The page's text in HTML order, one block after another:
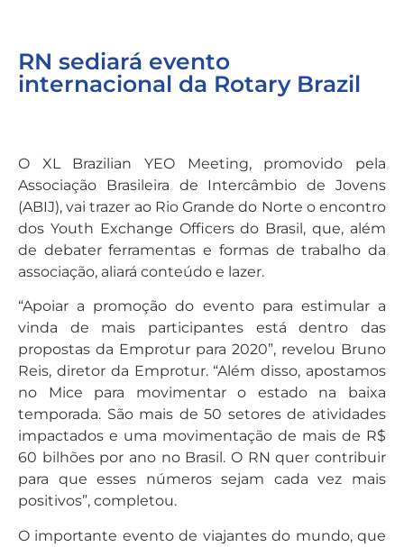
RN sediará evento
internacional da Rotary Brazil
O XL Brazilian YEO Meeting, promovido pela
Associação Brasileira de Intercâmbio de Jovens
(ABIJ), vai trazer ao Rio Grande do Norte o encontro
dos Youth Exchange Officers do Brasil, que, além
de debater ferramentas e formas de trabalho da
associação, aliará conteúdo e lazer.
“Apoiar a promoção do evento para estimular a
vinda de mais participantes está dentro das
propostas da Emprotur para 2020”, revelou Bruno
Reis, diretor da Emprotur. “Além disso, apostamos
no Mice para movimentar o estado na baixa
temporada. São mais de 50 setores de atividades
impactados e uma movimentação de mais de R$
60 bilhões por ano no Brasil. O RN quer contribuir
para que esses números sejam cada vez mais
positivos”, completou.
O importante evento de viajantes do mundo, que